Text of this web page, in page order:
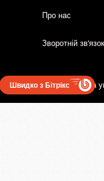
Про нас
Зворотній зв'язок
Користувацька
Швидко з Бітрікс